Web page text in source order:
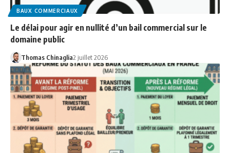
BAUX COMMERCIAUX
Le délai pour agir en nullité d’un bail commercial sur le
domaine public
Thomas Chinaglia2 juillet 2026